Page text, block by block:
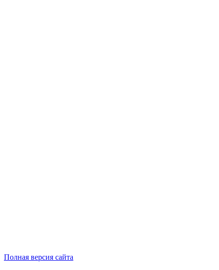
Полная версия сайта